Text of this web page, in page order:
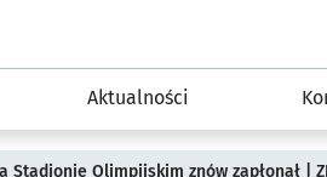
Aktualności
Stadionie Olimpijskim znów zapłonął |